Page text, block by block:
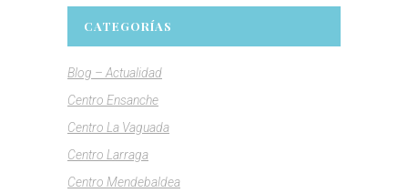
CATEGORÍAS
Blog – Actualidad
Centro Ensanche
Centro La Vaguada
Centro Larraga
Centro Mendebaldea